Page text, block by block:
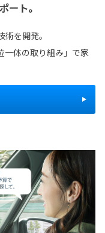
ート。
を開発。
一体の取り組み」で家